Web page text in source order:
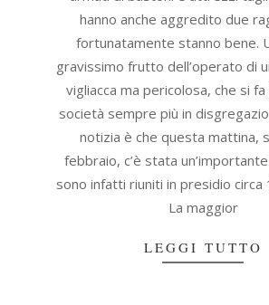
hanno anche aggredito due
fortunatamente stanno bene.
gravissimo frutto dell’operato di
vigliacca ma pericolosa, che si
società sempre più in
notizia è che questa mattina,
febbraio, c’è stata
sono infatti riuniti in presidio circa
La maggior
LEGGI TUTTO